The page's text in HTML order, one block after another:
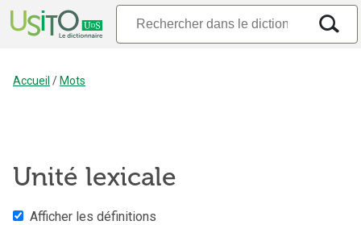
Accueil / Mots
Unité lexicale
Afficher les définitions